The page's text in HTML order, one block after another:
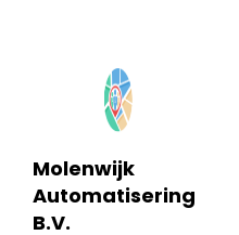
Molenwijk
Automatisering
B.V.